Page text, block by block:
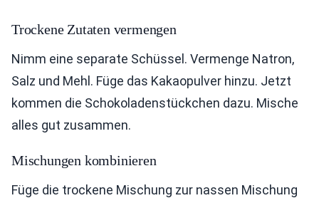
Trockene Zutaten vermengen
Nimm eine separate Schüssel. Vermenge Natron,
Salz und Mehl. Füge das Kakaopulver hinzu. Jetzt
kommen die Schokoladenstückchen dazu. Mische
alles gut zusammen.
Mischungen kombinieren
Füge die trockene Mischung zur nassen Mischung